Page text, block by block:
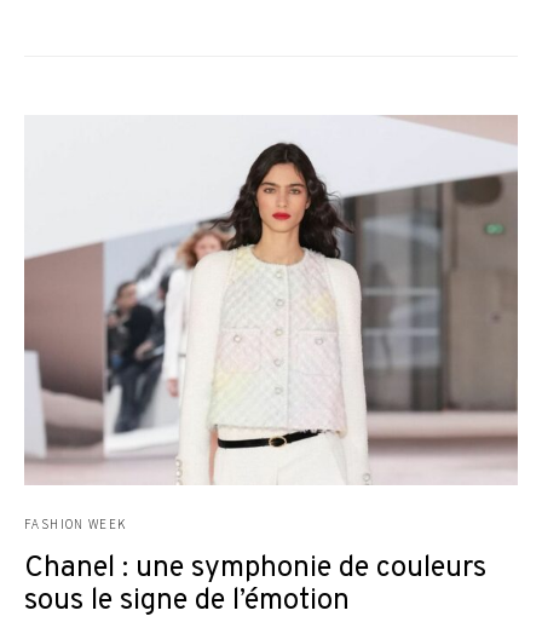
FASHION WEEK
Chanel : une symphonie de couleurs
sous le signe de l’émotion